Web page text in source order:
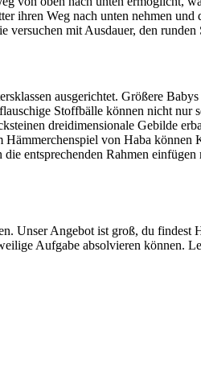
Weg nach unten nehmen
mit Ausdauer, den
ausgerichtet. Größere
Stoffbälle können nicht
dreidimensionale Gebilde
von Haba
entsprechenden Rahmen
Angebot ist groß, du findest
Aufgabe absolvieren können.